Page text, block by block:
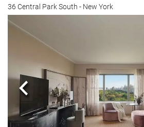
36 Central Park South - New York
Előző